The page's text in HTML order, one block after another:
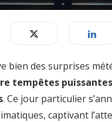
bien des surprises
tempêtes
. Ce jour particulier
captivant